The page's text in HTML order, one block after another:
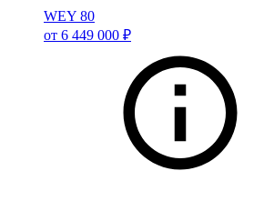
WEY 80
от 6 449 000 ₽